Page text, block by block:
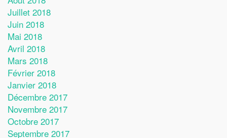
Juillet 2018
Juin 2018
Mai 2018
Avril 2018
Mars 2018
Février 2018
Janvier 2018
Décembre 2017
Novembre 2017
Octobre 2017
Septembre 2017